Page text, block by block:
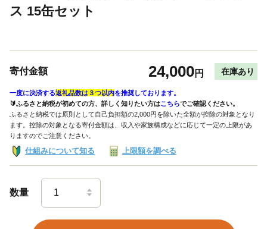
ス 15缶セット
寄付金額 24,000円 在庫あり
一度に決済する返礼品数は３つ以内を推奨しております。
🔰ふるさと納税が初めての方、詳しく知りたい方はこちらでご確認ください。
ふるさと納税では原則として自己負担額の2,000円を除いた全額が控除の対象となり
ます。控除の対象となる寄付金額は、収入や家族構成などに応じて一定の上限があ
りますのでご注意ください。
仕組みについて知る 上限額を調べる
数量